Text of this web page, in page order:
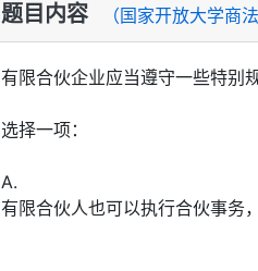
题目内容 （国家开放大学商法
有限合伙企业应当遵守一些特
选择一项：
A.
有限合伙人也可以执行合伙事务